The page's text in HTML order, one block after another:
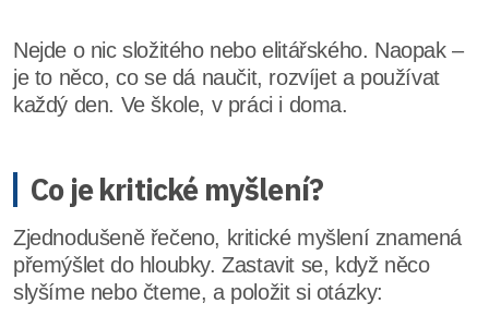
Nejde o nic složitého nebo elitářského. Naopak –
je to něco, co se dá naučit, rozvíjet a používat
každý den. Ve škole, v práci i doma.
Co je kritické myšlení?
Zjednodušeně řečeno, kritické myšlení znamená
přemýšlet do hloubky. Zastavit se, když něco
slyšíme nebo čteme, a položit si otázky: